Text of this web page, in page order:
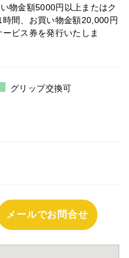
物金額5000円以上またはク
間、お買い物金額20,000円
ビス券を発行いたしま
グリップ交換可
メールでお問合せ